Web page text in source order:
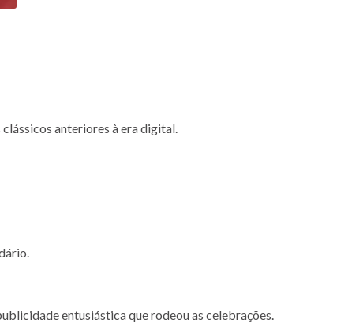
anteriores à era digital.
entusiástica que rodeou as celebrações.